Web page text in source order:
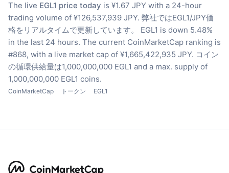
The live EGL1 price today is ¥1.67 JPY with a 24-hour
trading volume of ¥126,537,939 JPY. 弊社ではEGL1/JPY価
格をリアルタイムで更新しています。
EGL1 is down 5.48%
in the last 24 hours. The current CoinMarketCap ranking is
#868, with a live market cap of ¥1,665,422,935 JPY. コイン
の循環供給量は1,000,000,000 EGL1 and a max. supply of
1,000,000,000 EGL1 coins.
CoinMarketCap トークン EGL1